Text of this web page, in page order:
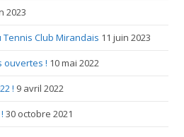
2023
Club Mirandais 11 juin 2023
ouvertes ! 10 mai 2022
! 9 avril 2022
30 octobre 2021